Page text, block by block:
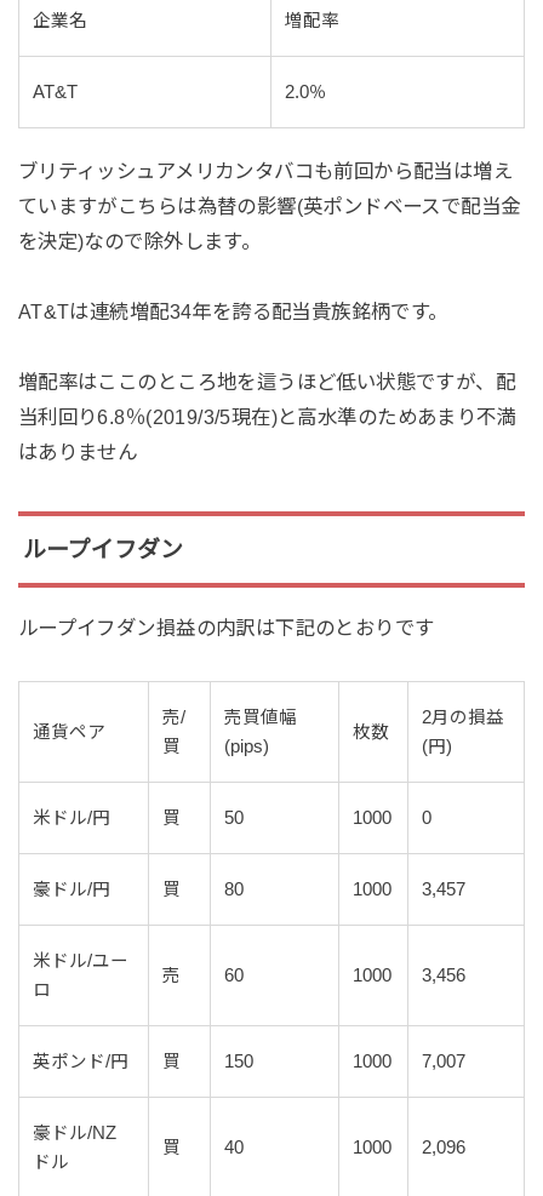
企業名 増配率
AT&T 2.0％
ブリティッシュアメリカンタバコも前回から配当は増え
ていますがこちらは為替の影響(英ポンドベースで配当金
を決定)なので除外します。
AT&Tは連続増配34年を誇る配当貴族銘柄です。
増配率はここのところ地を這うほど低い状態ですが、配
当利回り6.8％(2019/3/5現在)と高水準のためあまり不満
はありません
ループイフダン
ループイフダン損益の内訳は下記のとおりです
通貨ペア
売/
買
売買値幅
(pips)
枚数
2月の損益
(円)
米ドル/円 買 50 1000 0
豪ドル/円 買 80 1000 3,457
米ドル/ユー
ロ
売 60 1000 3,456
英ポンド/円 買 150 1000 7,007
豪ドル/NZ
ドル
買 40 1000 2,096